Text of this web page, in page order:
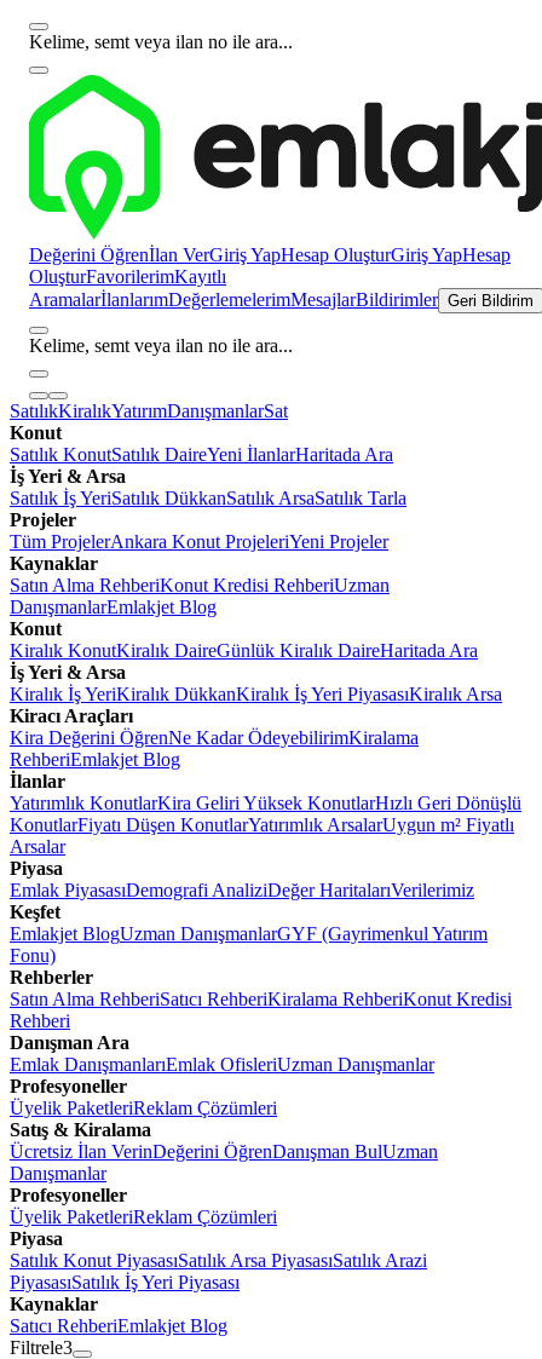
Kelime, semt veya ilan no ile ara...
Değerini Öğrenİlan VerGiriş YapHesap OluşturGiriş YapHesap
OluşturFavorilerimKayıtlı
AramalarİlanlarımDeğerlemelerimMesajlarBildirimler Geri Bildirim
Kelime, semt veya ilan no ile ara...
SatılıkKiralıkYatırımDanışmanlarSat
Konut
Satılık KonutSatılık DaireYeni İlanlarHaritada Ara
İş Yeri & Arsa
Satılık İş YeriSatılık DükkanSatılık ArsaSatılık Tarla
Projeler
Tüm ProjelerAnkara Konut ProjeleriYeni Projeler
Kaynaklar
Satın Alma RehberiKonut Kredisi RehberiUzman
DanışmanlarEmlakjet Blog
Konut
Kiralık KonutKiralık DaireGünlük Kiralık DaireHaritada Ara
İş Yeri & Arsa
Kiralık İş YeriKiralık DükkanKiralık İş Yeri PiyasasıKiralık Arsa
Kiracı Araçları
Kira Değerini ÖğrenNe Kadar ÖdeyebilirimKiralama
RehberiEmlakjet Blog
İlanlar
Yatırımlık KonutlarKira Geliri Yüksek KonutlarHızlı Geri Dönüşlü
KonutlarFiyatı Düşen KonutlarYatırımlık ArsalarUygun m² Fiyatlı
Arsalar
Piyasa
Emlak PiyasasıDemografi AnaliziDeğer HaritalarıVerilerimiz
Keşfet
Emlakjet BlogUzman DanışmanlarGYF (Gayrimenkul Yatırım
Fonu)
Rehberler
Satın Alma RehberiSatıcı RehberiKiralama RehberiKonut Kredisi
Rehberi
Danışman Ara
Emlak DanışmanlarıEmlak OfisleriUzman Danışmanlar
Profesyoneller
Üyelik PaketleriReklam Çözümleri
Satış & Kiralama
Ücretsiz İlan VerinDeğerini ÖğrenDanışman BulUzman
Danışmanlar
Profesyoneller
Üyelik PaketleriReklam Çözümleri
Piyasa
Satılık Konut PiyasasıSatılık Arsa PiyasasıSatılık Arazi
PiyasasıSatılık İş Yeri Piyasası
Kaynaklar
Satıcı RehberiEmlakjet Blog
Filtrele3